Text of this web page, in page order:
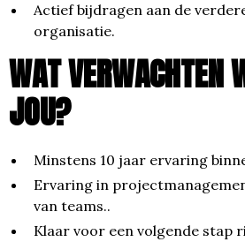
Actief bijdragen aan de
organisatie.
WAT VERWACHTEN
JOU?
Minstens 10 jaar ervaring
Ervaring in
van teams..
Klaar voor een volgende stap